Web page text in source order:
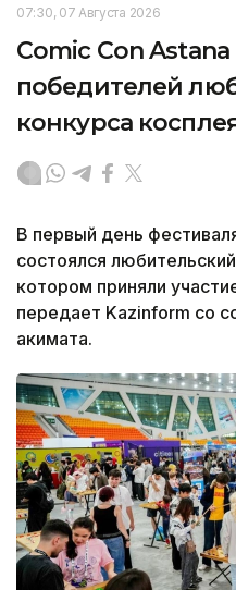
07:30, 07 Августа 2026
Comic Con Astana
победителей
конкурса
В первый день
состоялся
котором приняли
передает Kazinform со
акимата.